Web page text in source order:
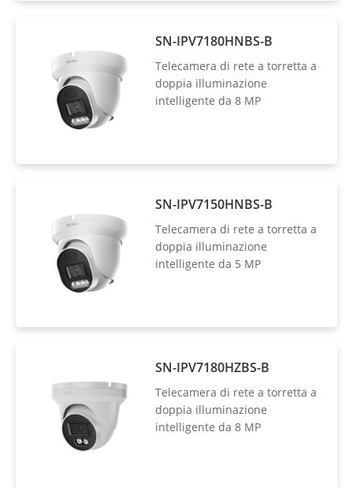
SN-IPV7180HNBS-B
Telecamera di rete a torretta a
doppia illuminazione
intelligente da 8 MP
SN-IPV7150HNBS-B
Telecamera di rete a torretta a
doppia illuminazione
intelligente da 5 MP
SN-IPV7180HZBS-B
Telecamera di rete a torretta a
doppia illuminazione
intelligente da 8 MP